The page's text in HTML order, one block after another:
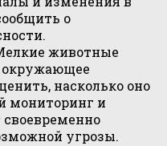
о
животные
окружающее
насколько оно
мониторинг и
угрозы.